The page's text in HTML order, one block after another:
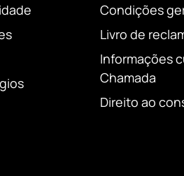
Condições
Livro de
Informações
Chamada
Direito ao